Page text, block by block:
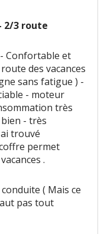
:79 aiment
pas
:29aiment
: 2aiment
2/3 route
Confortable et
des vacances
sans fatigue ) -
- moteur
très
- très
trouvé
permet
.
( Mais ce
pas tout